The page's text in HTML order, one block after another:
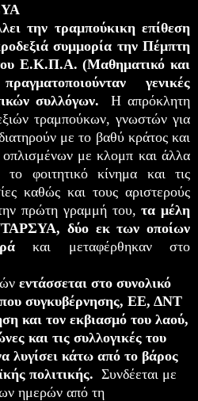
την τραμπούκικη επίθεση
συμμορία την Πέμπτη
Ε.Κ.Π.Α. (Μαθηματικό και
γενικές
συλλόγων.
Η απρόκλητη
τραμπούκων, γνωστών για
με το βαθύ κράτος και
οπλισμένων με κλομπ και άλλα
το φοιτητικό κίνημα και τις
καθώς και τους αριστερούς
πρώτη γραμμή του,τα μέλη
δύο εκ των οποίων
και μεταφέρθηκαν στο
εντάσσεται στο συνολικό
συγκυβέρνησης, ΕΕ, ΔΝΤ
και τον εκβιασμό του λαού,
και τις συλλογικές του
λυγίσει κάτω από το βάρος
πολιτικής. Συνδέεται με
ημερών από τη